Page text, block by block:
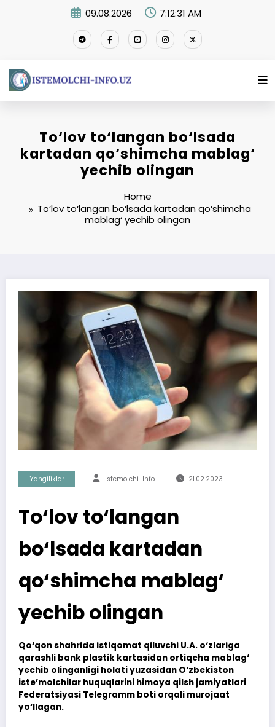
09.08.2026 7:12:31 AM
To‘lov to‘langan bo‘lsada
kartadan qo‘shimcha mablag‘
yechib olingan
Home
To‘lov to‘langan bo‘lsada kartadan qo‘shimcha
mablag‘ yechib olingan
Yangiliklar Istemolchi-Info 21.02.2023
To‘lov to‘langan
bo‘lsada kartadan
qo‘shimcha mablag‘
yechib olingan
Qo‘qon shahrida istiqomat qiluvchi U.A. o‘zlariga
qarashli bank plastik kartasidan ortiqcha mablag‘
yechib olinganligi holati yuzasidan O‘zbekiston
iste’molchilar huquqlarini himoya qilsh jamiyatlari
Federatsiyasi Telegramm boti orqali murojaat
yo‘llagan.